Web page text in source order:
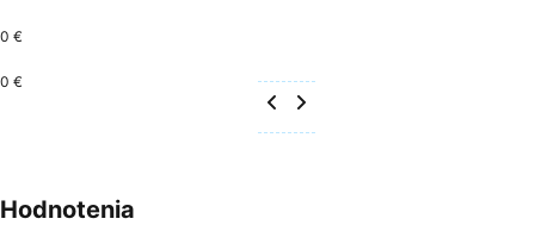
0 €
0 €
Hodnotenia